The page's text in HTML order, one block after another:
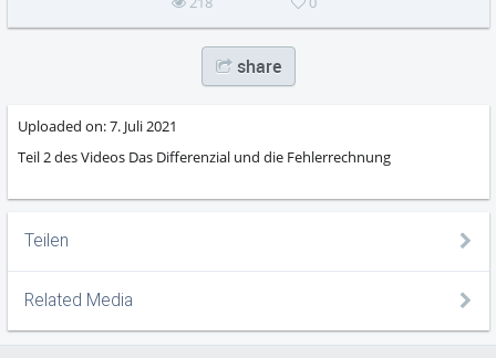
share
Uploaded on:7. Juli 2021
Teil 2 des Videos Das Differenzial und die Fehlerrechnung
Teilen
Related Media